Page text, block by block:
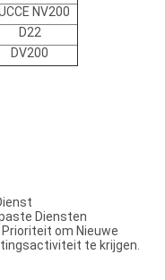
NV200
D22
DV200
Diensten
Prioriteit om Nieuwe
te krijgen.